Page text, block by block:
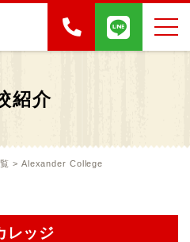
紹介
> Alexander College
レッジ